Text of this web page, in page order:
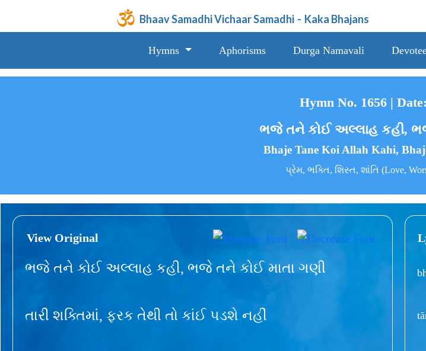
Bhaav Samadhi Vichaar Samadhi - Kaka Bhajans
Hymns Aphorisms Durga Namavali
Hymn No. 1656 |
ભજે તને કોઈ અલ્લાહ કહી,
Bhaje Tane Koi Allah Kahi,
પ્રેમ, ભક્તિ, શિસ્ત, શાંતિ (Love,
View Original
ભજે તને કોઈ અલ્લાહ કહી, ભજે તને કોઈ માતા ગણી
તારી શક્તિમાં, ફરક તેથી તો કાંઈ પડશે નહીં